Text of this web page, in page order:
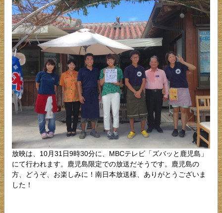
放映は、10月31日9時30分に、MBCテレビ「ズバッと鹿児島」
にて行われます。鹿児島限定での放送だそうです。鹿児島の
方、どうぞ、お楽しみに！南日本放送様、ありがとうございま
した！